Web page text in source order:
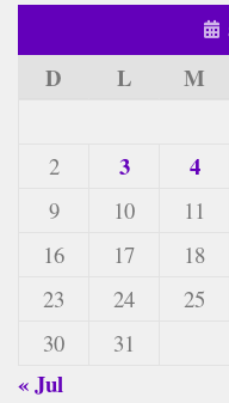
D L M
2 3 4
9
10 11
16
17 18
23
24 25
30
31
« Jul